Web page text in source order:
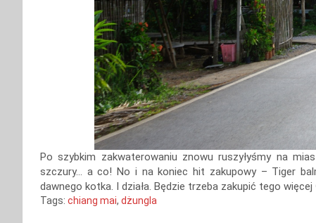
Po szybkim zakwaterowaniu znowu ruszyłyśmy na
szczury… a co! No i na koniec hit zakupowy – Tiger
dawnego kotka. I działa. Będzie trzeba zakupić tego więcej
Tags: chiang mai, dżungla